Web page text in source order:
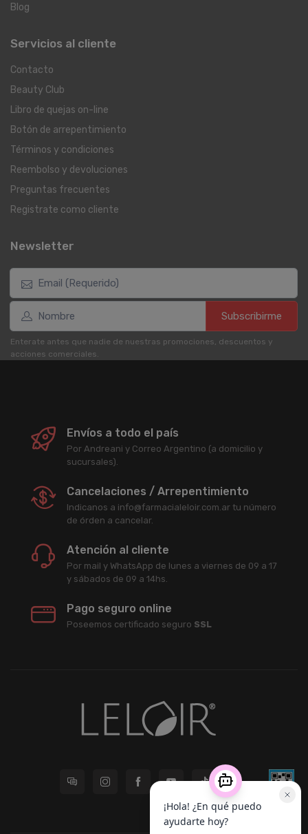
Blog
Servicios al cliente
Contacto
Beauty Club
Libro de quejas on-line
Botón de arrepentimiento
Términos y condiciones
Reembolso y devoluciones
Preguntas frecuentes
Registrate como cliente
Newsletter
Subscribirme
Enterate antes que nadie de nuestras promociones, descuentos y
acciones comerciales.
Envíos a todo el país
Por Andreani y Correo Argentino (a domicilio y
sucursales).
Cancelaciones / Arrepentimiento
Indicanos a info@farmacialeloir.com.ar tu número
de órden a cancelar.
Atención al cliente
Por mail y WhatsApp de lunes a viernes de 09 a 17
y sábados de 09 a 14hs.
Pago seguro online
Poseemos certificado seguro SSL